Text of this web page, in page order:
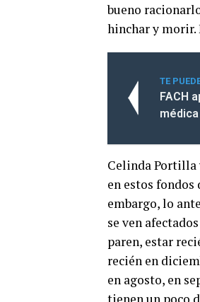
bueno
hinchar y morir.
TE
FACH
Celinda Portilla
en estos fondos
embargo, lo
se ven
paren, estar
recién en
en agosto, en
tienen un poco